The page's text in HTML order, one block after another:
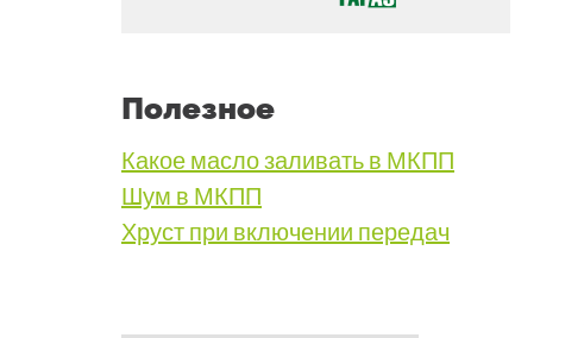
Полезное
Какое масло заливать в МКПП
Шум в МКПП
Хруст при включении передач